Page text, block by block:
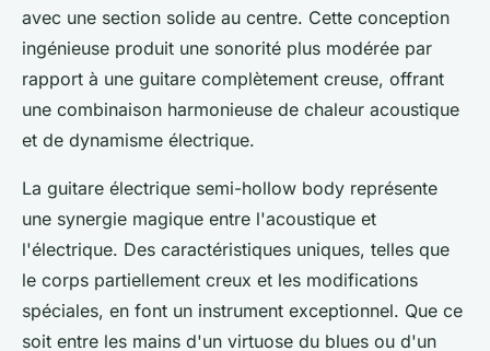
avec une section solide au centre. Cette conception
ingénieuse produit une sonorité plus modérée par
rapport à une guitare complètement creuse, offrant
une combinaison harmonieuse de chaleur acoustique
et de dynamisme électrique.
La guitare électrique semi-hollow body représente
une synergie magique entre l'acoustique et
l'électrique. Des caractéristiques uniques, telles que
le corps partiellement creux et les modifications
spéciales, en font un instrument exceptionnel. Que ce
soit entre les mains d'un virtuose du blues ou d'un